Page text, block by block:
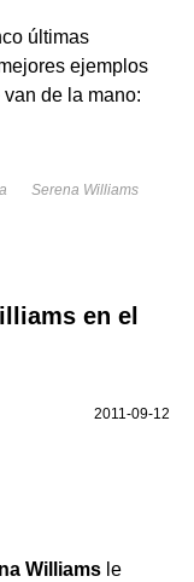
últimas
ejemplos
de la mano:
Serena Williams
en el
2011-09-12
Williams le